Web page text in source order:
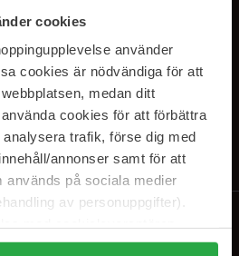
cookies
använder
cookies är nödvändiga för att
medan ditt
cookies för att förbättra
trafik, förse dig med
annonser samt för att
används på sociala medier
av personuppgifter).
alla cookies" accepterar du
OUR
personvernerklæring. Du kan melde deg